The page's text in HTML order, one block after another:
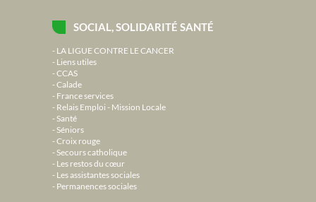
SOCIAL, SOLIDARITÉ SANTÉ
LA LIGUE CONTRE LE CANCER
Liens utiles
CCAS
Calade
France services
Relais Emploi - Mission Locale
Santé
Séniors
Croix rouge
Secours catholique
Les restos du cœur
Les assistantes sociales
Permanences sociales